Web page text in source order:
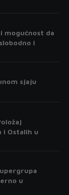
mogućnost da
i
sjaju
Ostalih u
u